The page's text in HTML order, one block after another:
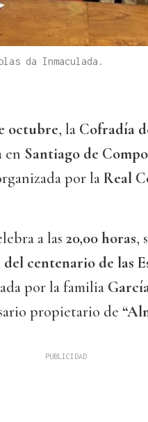
da Inmaculada.
octubre, la Cofradía
en Santiago de
por laReal
a las 20,00 horas,
centenario de las
por la familia
propietario de